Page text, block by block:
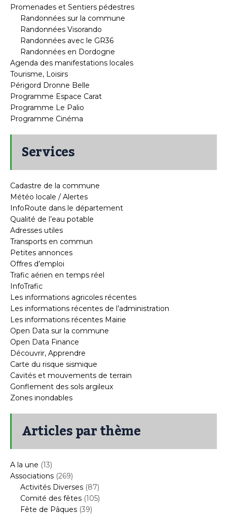
Promenades et Sentiers pédestres
Randonnées sur la commune
Randonnées Visorando
Randonnées avec le GR36
Randonnées en Dordogne
Agenda des manifestations locales
Tourisme, Loisirs
Périgord Dronne Belle
Programme Espace Carat
Programme Le Palio
Programme Cinéma
Services
Cadastre de la commune
Météo locale / Alertes
InfoRoute dans le département
Qualité de l’eau potable
Adresses utiles
Transports en commun
Petites annonces
Offres d’emploi
Trafic aérien en temps réel
InfoTrafic
Les informations agricoles récentes
Les informations récentes de l’administration
Les informations récentes Mairie
Open Data sur la commune
Open Data Finance
Découvrir, Apprendre
Carte du risque sismique
Cavités et mouvements de terrain
Gonflement des sols argileux
Zones inondables
Articles par thème
A la une (13)
Associations (269)
Activités Diverses (87)
Comité des fêtes (105)
Fête de Pâques (39)